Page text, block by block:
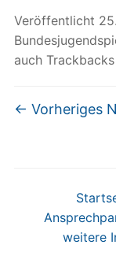
Veröffentlicht
auch
← Vorheriges
weitere